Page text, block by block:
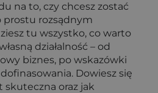
na to, czy chcesz zostać
prostu rozsądnym
tu wszystko, co warto
działalność – od
biznes, po wskazówki
Dowiesz się
skuteczna oraz jak